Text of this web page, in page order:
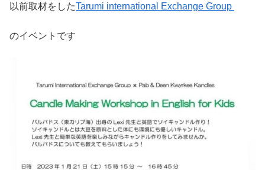
以前取材をしたTarumi international Exchange Group
のイベントです